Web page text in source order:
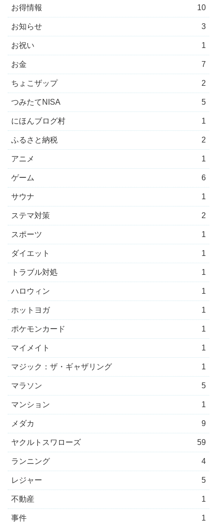
お得情報 10
お知らせ 3
お祝い 1
お金 7
ちょこザップ 2
つみたてNISA 5
にほんブログ村 1
ふるさと納税 2
アニメ 1
ゲーム 6
サウナ 1
ステマ対策 2
スポーツ 1
ダイエット 1
トラブル対処 1
ハロウィン 1
ホットヨガ 1
ポケモンカード 1
マイメイト 1
マジック：ザ・ギャザリング 1
マラソン 5
マンション 1
メダカ 9
ヤクルトスワローズ 59
ランニング 4
レジャー 5
不動産 1
事件 1